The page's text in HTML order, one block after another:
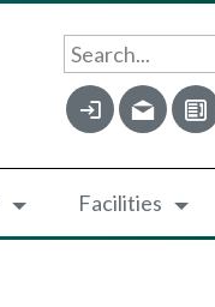
Search...
Facilities